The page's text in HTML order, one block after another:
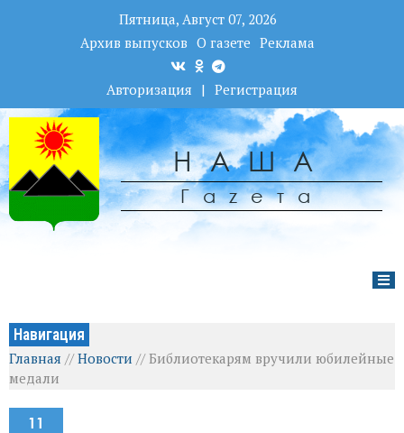
Пятница, Август 07, 2026
Архив выпусков О газете Реклама
Авторизация | Регистрация
НАША
Гаzета
Навигация
Главная //Новости //Библиотекарям вручили юбилейные
медали
11